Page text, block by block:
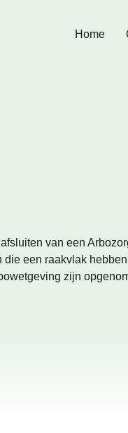
Home
van een
die een raakvlak
zijn